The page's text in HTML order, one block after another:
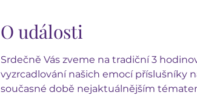
O události
Srdečně Vás zveme na tradiční 3
vyzrcadlování našich emocí příslušníky
současné době nejaktuálnějším